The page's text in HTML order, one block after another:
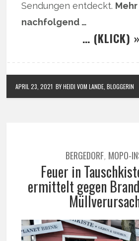
Sendungen entdeckt.
nachfolgend …
… (KLICK) »
APRIL 23, 2021 BY HEIDI VOM LANDE, BLOGGERIN
BERGEDORF, MOPO-
Feuer in
ermittelt gegen